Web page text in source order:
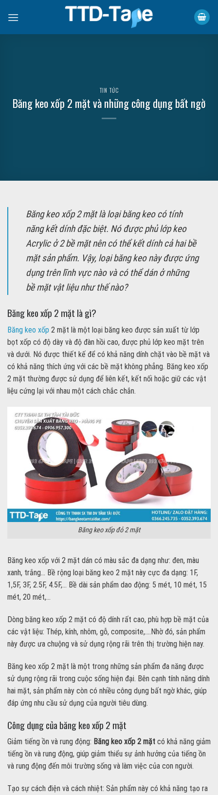
TIN TỨC
Băng keo xốp 2 mặt và những công dụng bất ngờ
Băng keo xốp 2 mặt là loại băng keo có tính
năng kết dính đặc biệt. Nó được phủ lớp keo
Acrylic ở 2 bề mặt nên có thể kết dính cả hai bề
mặt sản phẩm. Vậy, loại băng keo này được ứng
dụng trên lĩnh vực nào và có thể dán ở những
bề mặt vật liệu như thế nào?
Băng keo xốp 2 mặt là gì?
Băng keo xốp 2 mặt là một loại băng keo được sản xuất từ lớp
bọt xốp có độ dày và độ đàn hồi cao, được phủ lớp keo mặt trên
và dưới. Nó được thiết kế để có khả năng dính chặt vào bề mặt và
có khả năng thích ứng với các bề mặt không phẳng. Băng keo xốp
2 mặt thường được sử dụng để liên kết, kết nối hoặc giữ các vật
liệu cứng lại với nhau một cách chắc chắn.
Băng keo xốp đỏ 2 mặt
Băng keo xốp với 2 mặt dán có màu sắc đa dạng như: đen, màu
xanh, trắng… Bề rộng loại băng keo 2 mặt này cực đa dạng: 1F,
1,5F, 3F, 2.5F, 4.5F,… Bề dài sản phẩm dao động: 5 mét, 10 mét, 15
mét, 20 mét,…
Dòng băng keo xốp 2 mặt có độ dính rất cao, phù hợp bề mặt của
các vật liệu: Thép, kính, nhôm, gỗ, composite,….Nhờ đó, sản phẩm
này được ưa chuộng và sử dụng rộng rãi trên thị trường hiện nay.
Băng keo xốp 2 mặt là một trong những sản phẩm đa năng được
sử dụng rộng rãi trong cuộc sống hiện đại. Bên cạnh tính năng dính
hai mặt, sản phẩm này còn có nhiều công dụng bất ngờ khác, giúp
đáp ứng nhu cầu sử dụng của người tiêu dùng.
Công dụng của băng keo xốp 2 mặt
Giảm tiếng ồn và rung động: Băng keo xốp 2 mặt có khả năng giảm
tiếng ồn và rung động, giúp giảm thiểu sự ảnh hưởng của tiếng ồn
và rung động đến môi trường sống và làm việc của con người.
Tạo sự cách điện và cách nhiệt: Sản phẩm này có khả năng tạo ra